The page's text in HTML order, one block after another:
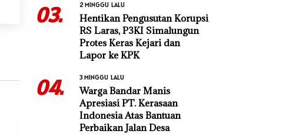
03. 2 MINGGU LALU
Hentikan Pengusutan Korupsi
RS Laras, P3KI Simalungun
Protes Keras Kejari dan
Lapor ke KPK
04. 3 MINGGU LALU
Warga Bandar Manis
Apresiasi PT. Kerasaan
Indonesia Atas Bantuan
Perbaikan Jalan Desa